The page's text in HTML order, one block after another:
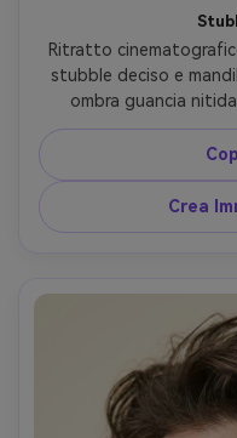
Ritratto
stubble deciso e
ombra guancia
illuminazione bassa
85mm f/1.4 bokeh,
Crea